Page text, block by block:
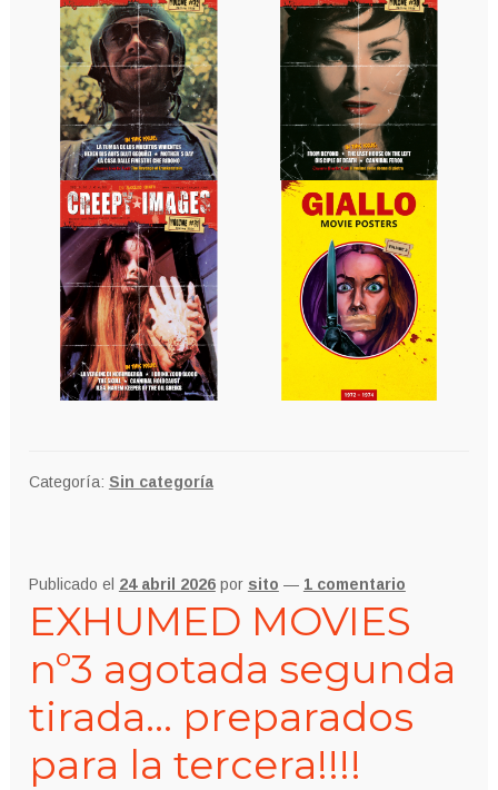
Categoría: Sin categoría
Publicado el 24 abril 2026 por sito — 1 comentario
EXHUMED MOVIES
nº3 agotada segunda
tirada… preparados
para la tercera!!!!